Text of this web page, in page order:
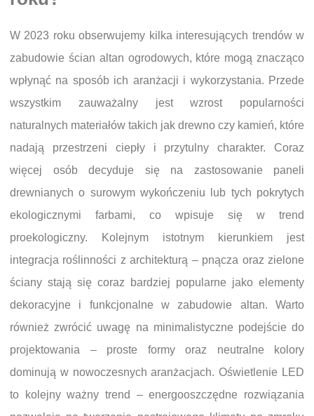
W 2023 roku obserwujemy kilka interesujących trendów w
zabudowie ścian altan ogrodowych, które mogą znacząco
wpłynąć na sposób ich aranżacji i wykorzystania. Przede
wszystkim zauważalny jest wzrost popularności
naturalnych materiałów takich jak drewno czy kamień, które
nadają przestrzeni ciepły i przytulny charakter. Coraz
więcej osób decyduje się na zastosowanie paneli
drewnianych o surowym wykończeniu lub tych pokrytych
ekologicznymi farbami, co wpisuje się w trend
proekologiczny. Kolejnym istotnym kierunkiem jest
integracja roślinności z architekturą – pnącza oraz zielone
ściany stają się coraz bardziej popularne jako elementy
dekoracyjne i funkcjonalne w zabudowie altan. Warto
również zwrócić uwagę na minimalistyczne podejście do
projektowania – proste formy oraz neutralne kolory
dominują w nowoczesnych aranżacjach. Oświetlenie LED
to kolejny ważny trend – energooszczędne rozwiązania